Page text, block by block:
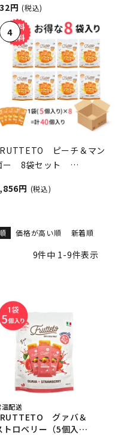
）円 (税込)
ピーチ＆マン
ー 8袋セット
） 円 (税込)
価格が高い順 新着順
9件中 1 -9件表示
温配送
グァバ＆
トロベリー（5個入